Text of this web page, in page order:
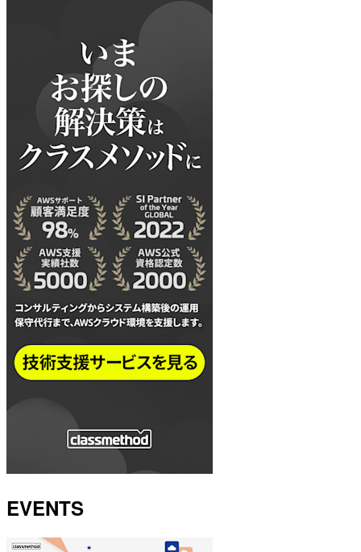
EVENTS